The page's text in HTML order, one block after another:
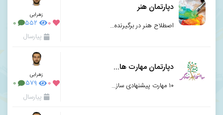
دپارتمان هنر
اصطلاح هنر در برگیرنده ی بخشی از خلاقیت هنری است که در آن فرد با استفاده از ابزار هنری و صنایع دستی
زهرابی
۰ ۵۵۲ ۰
پیارسال
دپارتمان مهارت های زندگی
۱۰ مهارت پیشنهادی سازمان بهداشت جهانی که برای داشتن زندگی فردی و اجتماعی موفق معرفی کرده است.
زهرابی
۰ ۵۷۹ ۰
پیارسال